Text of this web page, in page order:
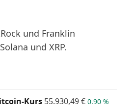
und Franklin
und XRP.
Kurs 55.930,49€ 0.90 %